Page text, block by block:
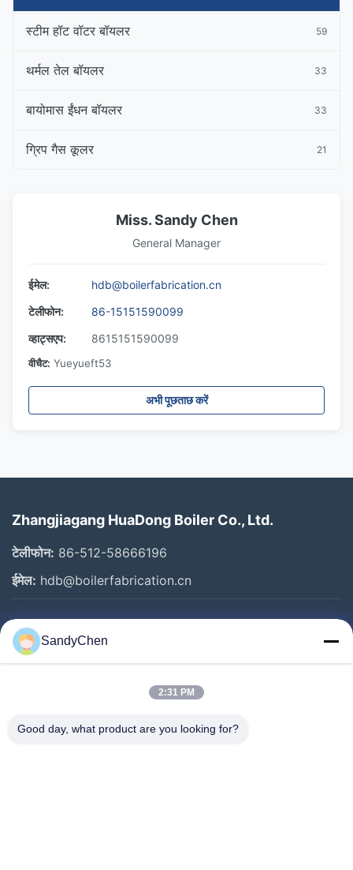
स्टीम हॉट वॉटर बॉयलर 59
थर्मल तेल बॉयलर 33
बायोमास ईंधन बॉयलर 33
ग्रिप गैस कूलर 21
Miss. Sandy Chen
General Manager
ईमेल:
hdb@boilerfabrication.cn
टेलीफोन:
86-15151590099
व्हाट्सएप:
8615151590099
वीचैट: Yueyueft53
अभी पूछताछ करें
Zhangjiagang HuaDong Boiler Co., Ltd.
टेलीफोन: 86-512-58666196
ईमेल: hdb@boilerfabrication.cn
त्वरित लिंक
घर
वीडियो
SandyChen
2:31 PM
Good day, what product are you looking for?